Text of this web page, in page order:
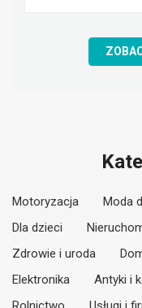
Motoryzacja Moda
Dla dzieci
Zdrowie i uroda
Elektronika
Antyki i